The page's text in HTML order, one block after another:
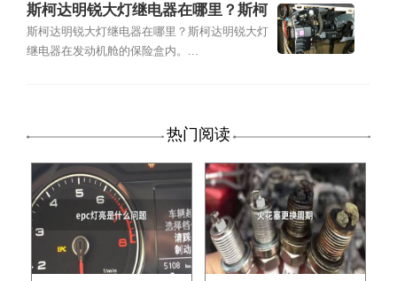
斯柯达明锐大灯继电器在哪里？斯柯
达明锐大灯继电器位置
斯柯达明锐大灯继电器在哪里？斯柯达明锐大灯
继电器在发动机舱的保险盒内。...
热门阅读